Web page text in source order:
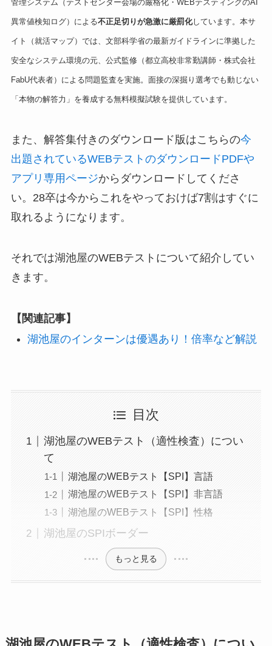
管理システム（テストセンター会場の厳格化・WEBテスティングのAI
異常値検知ログ）による不正足切りが急激に厳罰化しています。本サ
イト（就活マップ）では、文部科学省の最新ガイドラインに準拠した
安全なシステム環境の元、公式監修（都立高校非常勤講師・株式会社
FabU代表者）による問題監査を実施。面接の深掘り選考でも動じない
「本物の解答力」を養成する無料模擬試験を提供しています。
また、解答集付きのダウンロード版はこちらの今
出題されているWEBテストのダウンロードPDFや
アプリ専用ページからダウンロードしてくださ
い。28卒は今からこれをやっておけば7割はすぐに
取れるようになります。
それでは湖池屋のWEBテストについて紹介してい
きます。
【関連記事】
湖池屋のインターンは優遇あり！倍率など解説
目次
湖池屋のWEBテスト（適性検査）につい
て
湖池屋のWEBテスト【SPI】言語
湖池屋のWEBテスト【SPI】非言語
湖池屋のWEBテスト【SPI】性格
湖池屋のSPIボーダー
もっと見る